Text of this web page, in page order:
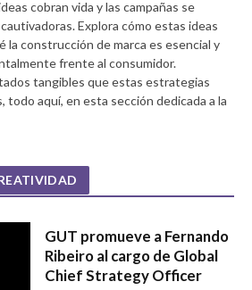
cobran vida y las campañas se
Explora cómo estas ideas
la construcción de marca es esencial y
frente al consumidor.
tangibles que estas estrategias
todo aquí, en esta sección dedicada a la
GUT promueve a Fernando
Ribeiro al cargo de Global
Chief Strategy Officer